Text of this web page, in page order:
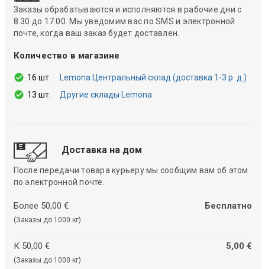
Заказы обрабатываются и исполняются в рабочие дни с
8.30 до 17.00. Мы уведомим вас по SMS и электронной
почте, когда ваш заказ будет доставлен.
Количество в магазине
16 шт.
Lemona Центральный склад (доставка 1-3 р. д.)
13 шт.
Другие склады Lemona
Доставка на дом
После передачи товара курьеру мы сообщим вам об этом
по электронной почте.
Более 50,00 €
(Заказы до 1000 кг)
Бесплатно
К 50,00 €
(Заказы до 1000 кг)
5,00 €